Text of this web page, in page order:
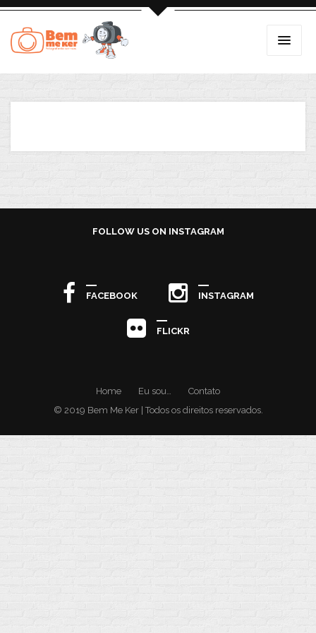
FOLLOW US ON INSTAGRAM
FACEBOOK INSTAGRAM
FLICKR
Home Eu sou…
Contato
© 2019 Bem Me Ker | Todos os direitos reservados.